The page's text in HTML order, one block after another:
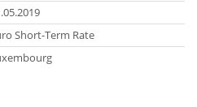
Short-Term Rate